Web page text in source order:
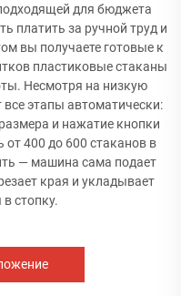
для бюджета
платить за ручной труд и
вы получаете готовые к
пластиковые стаканы
Несмотря на низкую
этапы автоматически:
и нажатие кнопки
от 400 до 600 стаканов в
— машина сама подает
края и укладывает
стопку.